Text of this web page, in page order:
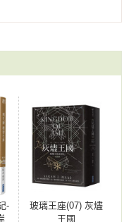
鄉村味道的神話。」
們下一個《暮光之
-
玻璃王座(07) 灰燼
王國